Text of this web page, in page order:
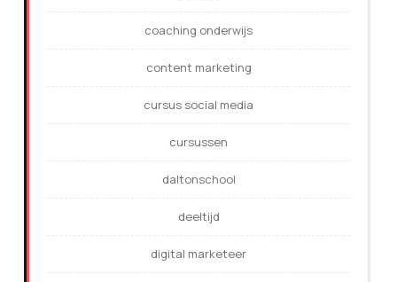
coaching onderwijs
content marketing
cursus social media
cursussen
daltonschool
deeltijd
digital marketeer